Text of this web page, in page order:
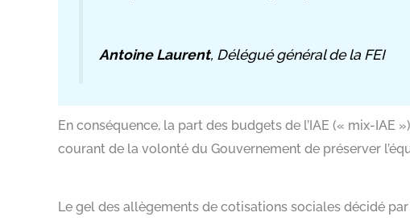
Antoine Laurent, Délégué général de la FEI
En conséquence, la part des budgets de l’IAE (« mix-IAE
courant de la volonté du Gouvernement de préserver
Le gel des allègements de cotisations sociales décidé